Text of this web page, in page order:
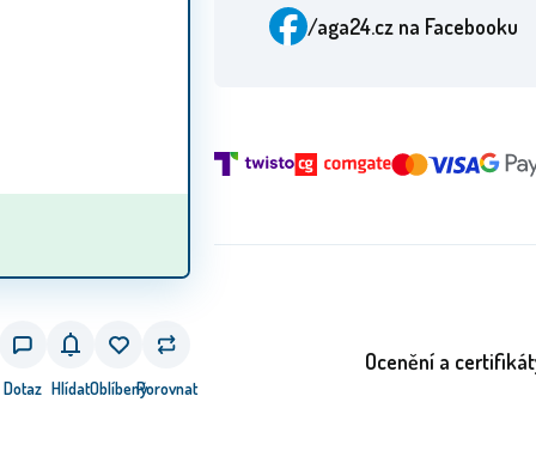
Dotaz HlídatOblíbenýPorovnat
/aga24.cz na Facebooku
Ocenění a